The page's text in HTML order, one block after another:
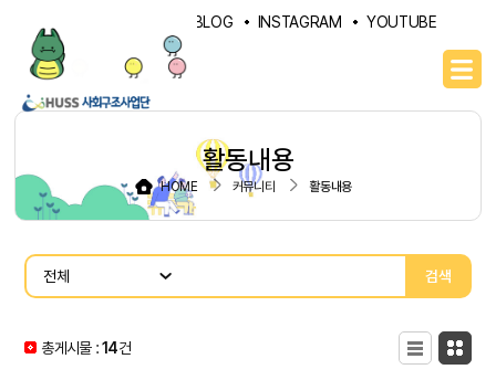
NAVER BLOG INSTAGRAM YOUTUBE
활동내용
HOME 커뮤니티 활동내용
검색
총게시물 :14건
목록형